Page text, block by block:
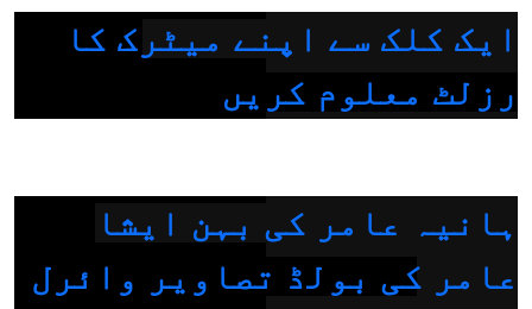
ایک کلک سے اپنے میٹرک کا
رزلٹ معلوم کریں
ہانیہ عامر کی بہن ایشا
عامر کی بولڈ تصاویر وائرل